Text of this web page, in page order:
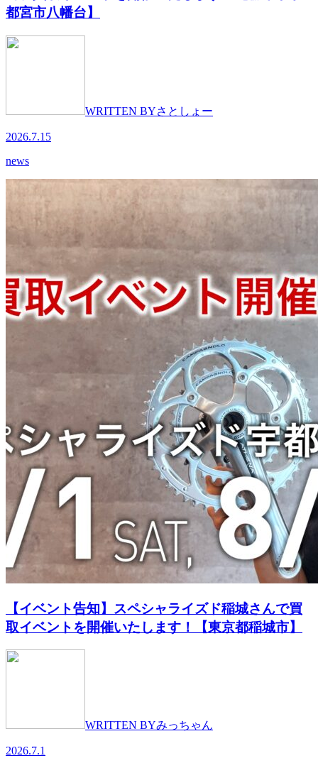
都宮市八幡台】
WRITTEN BYさとしょー
2026.7.15
news
【イベント告知】スペシャライズド稲城さんで買
取イベントを開催いたします！【東京都稲城市】
WRITTEN BYみっちゃん
2026.7.1